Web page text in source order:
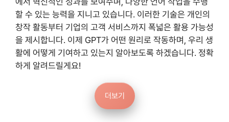
할 수 있는 능력을 지니고 있습니다. 이러한 기술은 개인의
창작 활동부터 기업의 고객 서비스까지 폭넓은 활용 가능성
을 제시합니다. 이제 GPT가 어떤 원리로 작동하며, 우리 생
활에 어떻게 기여하고 있는지 알아보도록 하겠습니다. 정확
하게 알려드릴게요!
더보기